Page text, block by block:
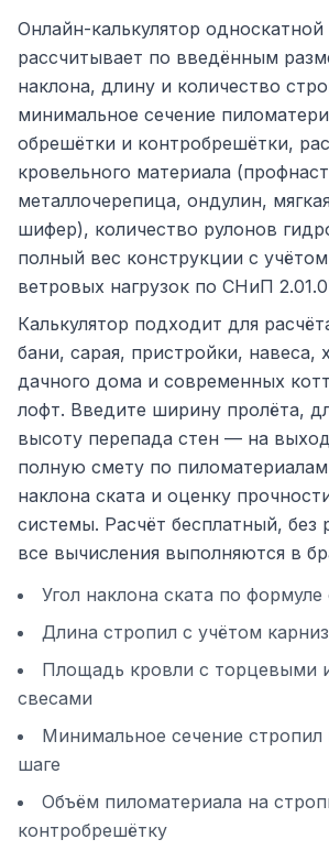
Онлайн-калькулятор
рассчитывает по введённым
наклона, длину и количество
минимальное сечение
обрешётки и контробрешётки,
кровельного материала
металлочерепица, ондулин,
шифер), количество рулонов
полный вес конструкции с
ветровых нагрузок по СНиП
Калькулятор подходит для
бани, сарая, пристройки, навеса,
дачного дома и современных
лофт. Введите ширину пролёта,
высоту перепада стен — на
полную смету по
наклона ската и оценку
системы. Расчёт бесплатный, без
все вычисления выполняются в
Угол наклона ската по
Длина стропил с учётом
Площадь кровли с торцевыми
свесами
Минимальное сечение
шаге
Объём пиломатериала на
контробрешётку